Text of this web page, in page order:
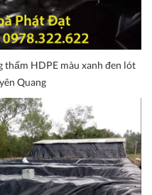
thấm HDPE màu xanh đen lót
Quang